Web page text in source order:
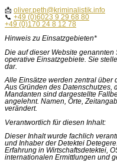
📩 oliver.peth@kriminalistik.info
📞 +49 (0)6023 9 29 68 80
+49 (0)170 24 8 12 78
Hinweis zu Einsatzgebieten*
Die auf dieser Website
operative Einsatzgebiete. Sie
dar.
Alle Einsätze werden zentral über
Aus Gründen des Datenschutzes,
Mandanten sind dargestellte
angelehnt. Namen, Orte,
verändert.
Verantwortlich für diesen Inhalt:
Dieser Inhalt wurde fachlich
und Inhaber der Detektei
Erfahrung in Wirtschaftsdetektei,
internationalen Ermittlungen und